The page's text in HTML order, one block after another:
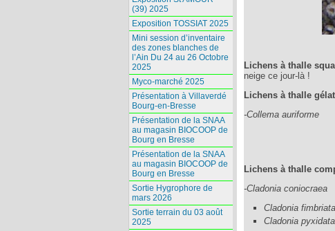
Lichens à thalle
neige ce jour-là !
Lichens à thalle
-Collema auriforme
Lichens à thalle
-Cladonia coniocraea
Cladonia fimbriata
Cladonia pyxidata
(39) 2025
Exposition TOSSIAT 2025
Mini session d’inventaire
des zones blanches de
l’Ain Du 24 au 26 Octobre
2025
Myco-marché 2025
Présentation à Villaverdé
Bourg-en-Bresse
Présentation de la SNAA
au magasin BIOCOOP de
Bourg en Bresse
Présentation de la SNAA
au magasin BIOCOOP de
Bourg en Bresse
Sortie Hygrophore de
mars 2026
Sortie terrain du 03 août
2025